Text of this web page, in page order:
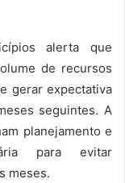
alerta que
de recursos
gerar expectativa
seguintes. A
planejamento e
para evitar
meses.